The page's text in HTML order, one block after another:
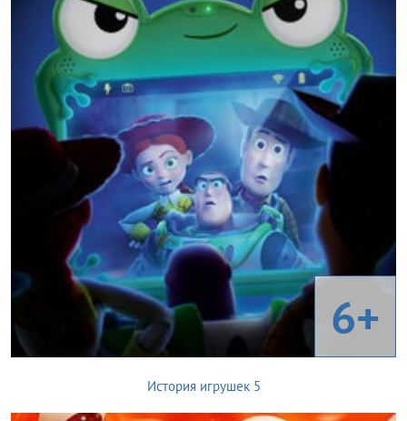
6+
История игрушек 5